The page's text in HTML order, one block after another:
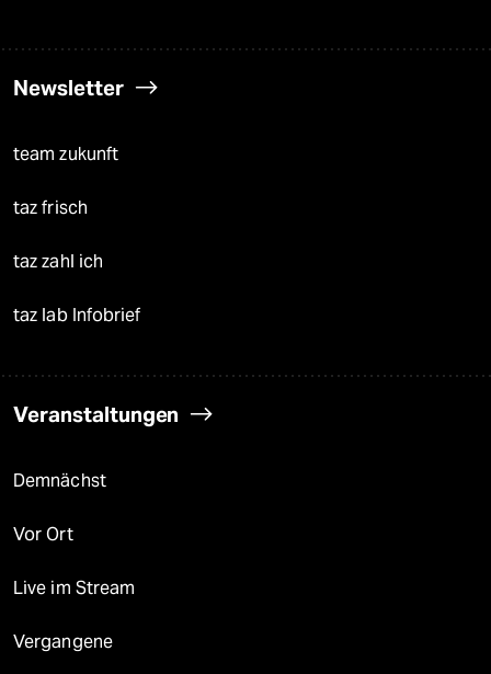
Newsletter
team zukunft
taz frisch
taz zahl ich
taz lab Infobrief
Veranstaltungen
Demnächst
Vor Ort
Live im Stream
Vergangene